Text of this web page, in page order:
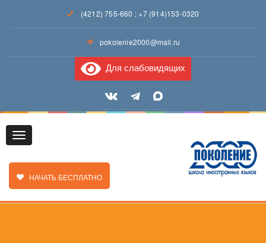
(4212) 755-660 ;+7 (914)153-0320
pokolenie2000@mail.ru
Для слабовидящих
Toggle
ЗАКАЗАТЬ ЗВОНОК
НАЧАТЬ БЕСПЛАТНО